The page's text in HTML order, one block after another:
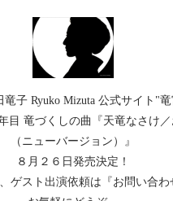
竜子 Ryuko Mizuta 公式サイト"
目 竜づくしの曲『天竜なさけ
（ニューバージョン）』
８月２６日発売決定！
ゲスト出演依頼は『お問い合わ